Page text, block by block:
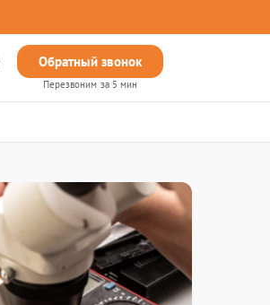
Обратный звонок
Перезвоним за 5 мин